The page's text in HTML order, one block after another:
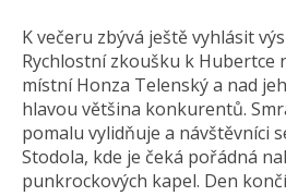
K večeru zbývá ještě vyhlásit
Rychlostní zkoušku k Hubertce
místní Honza Telenský a nad
hlavou většina konkurentů.
pomalu vylidňuje a návštěvníci
Stodola, kde je čeká pořádná
punkrockových kapel. Den